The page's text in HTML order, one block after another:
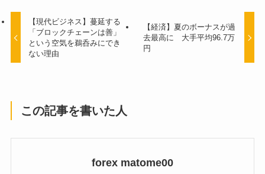
【現代ビジネス】蔓延する
「ブロックチェーンは善」
という空気を鵜呑みにでき
ない理由
【経済】夏のボーナスが過
去最高に 大手平均96.7万
円
この記事を書いた人
forex matome00